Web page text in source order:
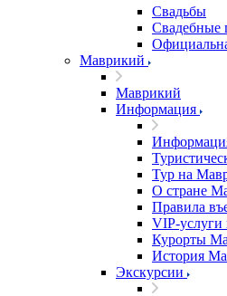
Свадьбы
Свадебные
Маврикий
Маврикий
Информация
Тур на
О стране
Правила
VIP-услуги
Курорты
История
Экскурсии